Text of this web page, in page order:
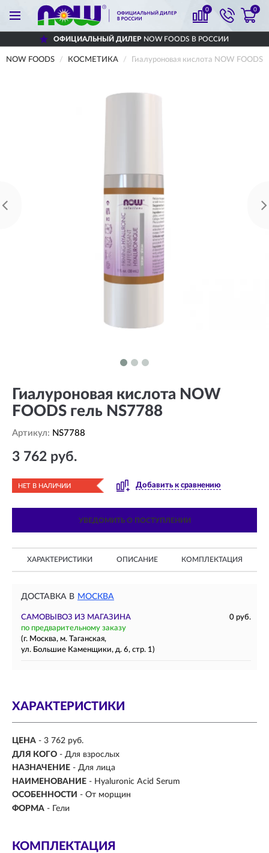
0 0
ОФИЦИАЛЬНЫЙ ДИЛЕРNOW FOODS В РОССИИ
NOW FOODS КОСМЕТИКА Гиалуроновая кислота NOW FOODS
Гиалуроновая кислота NOW
FOODS гель NS7788
Артикул: NS7788
3 762 руб.
НЕТ В НАЛИЧИИ Добавить к сравнению
УВЕДОМИТЬ О ПОСТУПЛЕНИИ
ХАРАКТЕРИСТИКИ ОПИСАНИЕ КОМПЛЕКТАЦИЯ
ДОСТАВКА В МОСКВА
САМОВЫВОЗ ИЗ МАГАЗИНА
0 руб.
по предварительному заказу
(г. Москва, м. Таганская,
ул. Большие Каменщики, д. 6, стр. 1)
ХАРАКТЕРИСТИКИ
ЦЕНА - 3 762 руб.
ДЛЯ КОГО - Для взрослых
НАЗНАЧЕНИЕ - Для лица
НАИМЕНОВАНИЕ - Hyaluronic Acid Serum
ОСОБЕННОСТИ - От морщин
ФОРМА - Гели
КОМПЛЕКТАЦИЯ